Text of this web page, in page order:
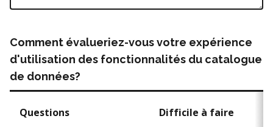
Comment évalueriez-vous votre expérience
d'utilisation des fonctionnalités du catalogue
de données?
Questions Difficile à faire